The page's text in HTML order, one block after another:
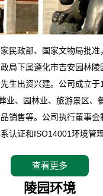
民政部、国家文物局批准
局下属遵化市吉安园林陵
生出资兴建。公司成立
业、园林业、旅游景区、
销售等。公司执行董事
认证和ISO14001环境管
的花园式陵园，园内建有四
，座落在世界文化遗产清
查看更多
陵园环境